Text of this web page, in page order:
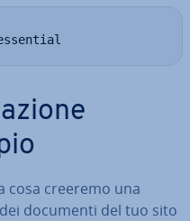
cosa creeremo una
documenti del tuo sito